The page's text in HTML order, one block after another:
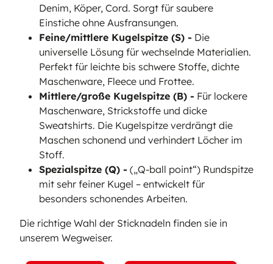
Denim, Köper, Cord. Sorgt für saubere
Einstiche ohne Ausfransungen.
Feine/mittlere Kugelspitze (S) - Die
universelle Lösung für wechselnde Materialien.
Perfekt für leichte bis schwere Stoffe, dichte
Maschenware, Fleece und Frottee.
Mittlere/große Kugelspitze (B) - Für lockere
Maschenware, Strickstoffe und dicke
Sweatshirts. Die Kugelspitze verdrängt die
Maschen schonend und verhindert Löcher im
Stoff.
Spezialspitze (Q) - („Q-ball point“) Rundspitze
mit sehr feiner Kugel – entwickelt für
besonders schonendes Arbeiten.
Die richtige Wahl der Sticknadeln finden sie in
unserem Wegweiser.